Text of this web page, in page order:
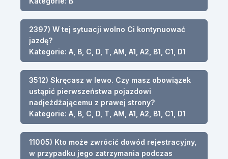
2397) W tej sytuacji wolno Ci kontynuować
jazdę?
Kategorie: A, B, C, D, T, AM, A1, A2, B1, C1, D1
3512) Skręcasz w lewo. Czy masz obowiązek
ustąpić pierwszeństwa pojazdowi
nadjeżdżającemu z prawej strony?
Kategorie: A, B, C, D, T, AM, A1, A2, B1, C1, D1
11005) Kto może zwrócić dowód rejestracyjny,
w przypadku jego zatrzymania podczas